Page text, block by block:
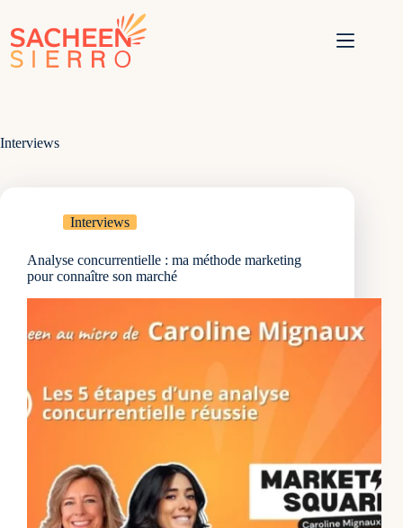
contenu
Interviews
Interviews
Analyse concurrentielle : ma méthode marketing
pour connaître son marché